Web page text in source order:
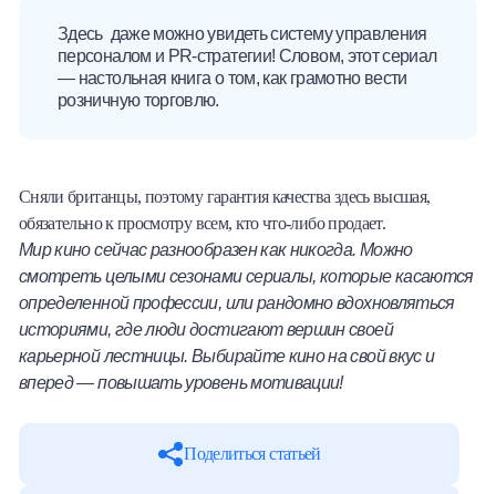
Здесь даже можно увидеть систему управления
персоналом и PR-стратегии! Словом, этот сериал
— настольная книга о том, как грамотно вести
розничную торговлю.
Сняли британцы, поэтому гарантия качества здесь высшая,
обязательно к просмотру всем, кто что-либо продает.
Мир кино сейчас разнообразен как никогда. Можно
смотреть целыми сезонами сериалы, которые касаются
определенной профессии, или рандомно вдохновляться
историями, где люди достигают вершин своей
карьерной лестницы. Выбирайте кино на свой вкус и
вперед — повышать уровень мотивации!
Поделиться статьей